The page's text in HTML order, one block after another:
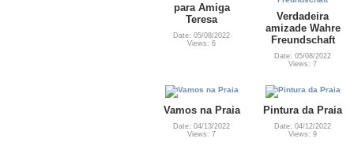
para Amiga
Teresa
Date: 05/08/2022
Views: 6
Verdadeira
amizade Wahre
Freundschaft
Date: 05/08/2022
Views: 7
Vamos na Praia
Date: 04/13/2022
Views: 7
Pintura da Praia
Date: 04/12/2022
Views: 9